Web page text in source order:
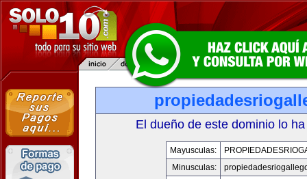
El dueño de este dominio lo
Mayusculas:
Minusculas: